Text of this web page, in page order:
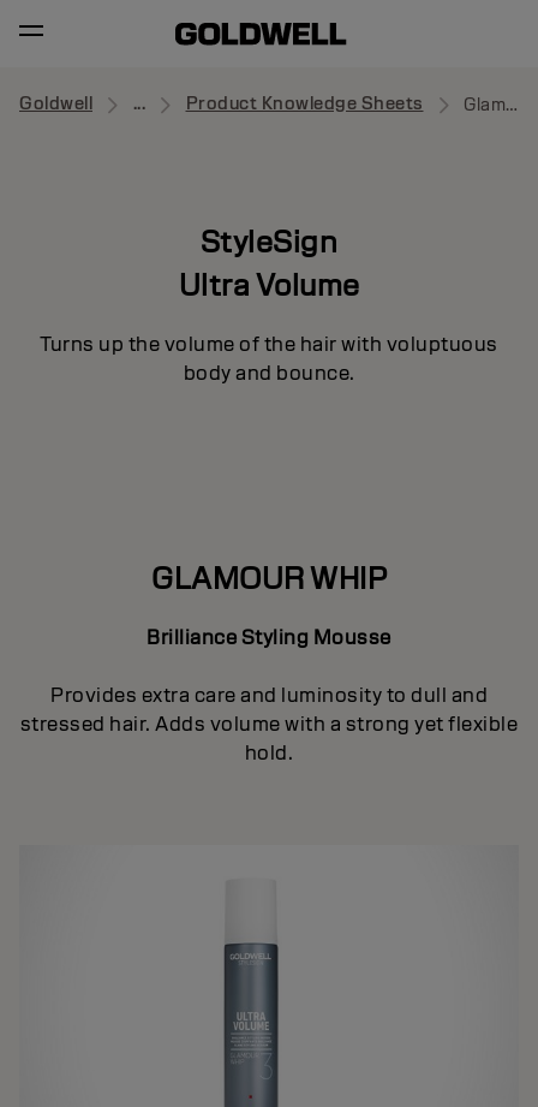
Goldwell ... Product Knowledge Sheets Glamour Whip
StyleSign
Ultra Volume
Turns up the volume of the hair with voluptuous
body and bounce.
GLAMOUR WHIP
Brilliance Styling Mousse
Provides extra care and luminosity to dull and
stressed hair. Adds volume with a strong yet flexible
hold.